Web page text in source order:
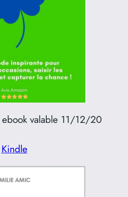
valable 11/12/20
Kindle